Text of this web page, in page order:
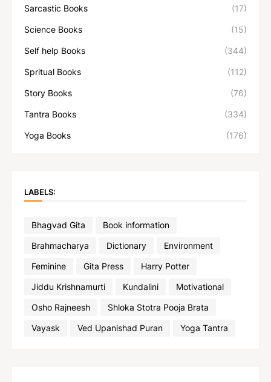
Sarcastic Books (17)
Science Books (15)
Self help Books (344)
Spritual Books (112)
Story Books (76)
Tantra Books (334)
Yoga Books (176)
LABELS:
Bhagvad Gita
Book information
Brahmacharya
Dictionary
Environment
Feminine
Gita Press
Harry Potter
Jiddu Krishnamurti
Kundalini
Motivational
Osho Rajneesh
Shloka Stotra Pooja Brata
Vayask
Ved Upanishad Puran Yoga Tantra